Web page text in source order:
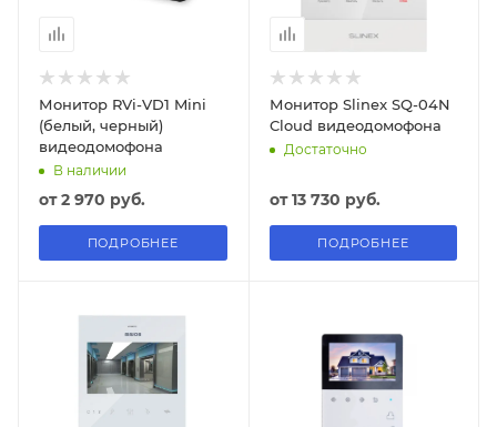
Монитор RVi-VD1 Mini
(белый, черный)
видеодомофона
В наличии
от2 970 руб.
ПОДРОБНЕЕ
Монитор Slinex SQ-04N
Cloud видеодомофона
Достаточно
от13 730 руб.
ПОДРОБНЕЕ